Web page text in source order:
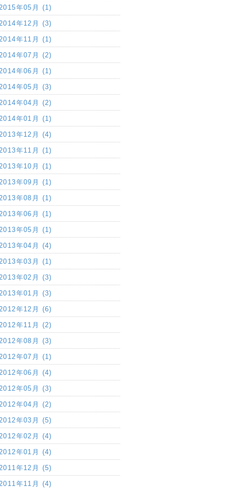
年05月 (1)
年12月 (3)
年11月 (1)
年07月 (2)
年06月 (1)
年05月 (3)
年04月 (2)
年01月 (1)
年12月 (4)
年11月 (1)
年10月 (1)
年09月 (1)
年08月 (1)
年06月 (1)
年05月 (1)
年04月 (4)
年03月 (1)
年02月 (3)
年01月 (3)
年12月 (6)
年11月 (2)
年08月 (3)
年07月 (1)
年06月 (4)
年05月 (3)
年04月 (2)
年03月 (5)
年02月 (4)
年01月 (4)
年12月 (5)
年11月 (4)